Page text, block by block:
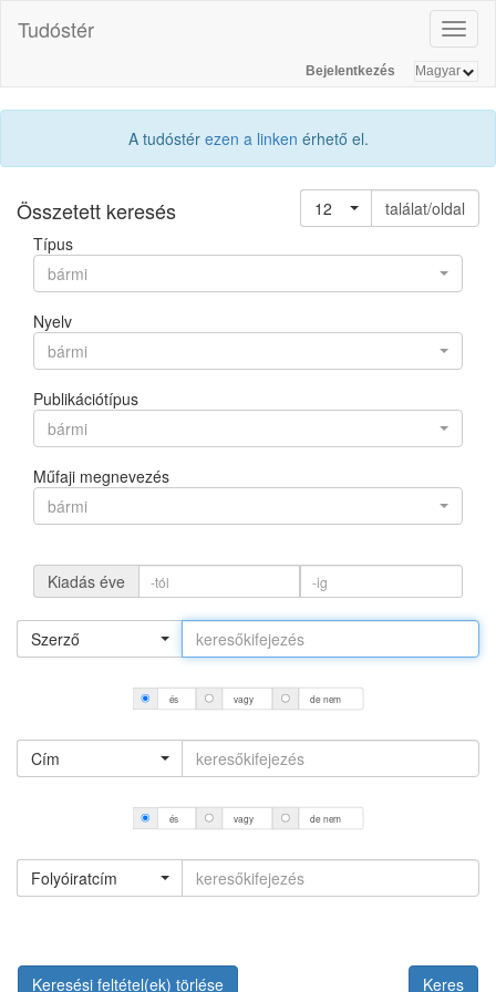
Tudóstér
Bejelentkezés
A tudóstér ezen a linken érhető el.
Összetett keresés 12
találat/oldal
Típus
bármi
Nyelv
bármi
Publikációtípus
bármi
Műfaji megnevezés
bármi
Kiadás éve
Szerző
és vagy de nem
Cím
és vagy de nem
Folyóiratcím
Keresési feltétel(ek) törlése